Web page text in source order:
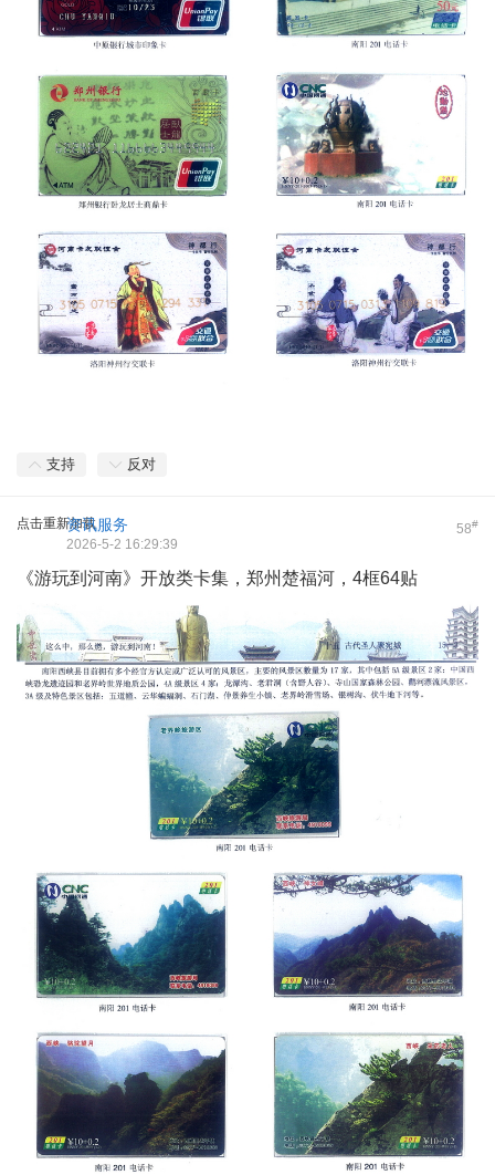
支持 反对
点击重新加载 58#
资讯服务
2026-5-2 16:29:39
《游玩到河南》开放类卡集，郑州楚福河，4框64贴